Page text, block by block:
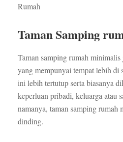
Rumah
Taman Samping
Taman samping rumah
yang mempunyai tempat lebih di
ini lebih tertutup serta biasanya
keperluan pribadi, keluarga atau
namanya, taman samping rumah
dinding.